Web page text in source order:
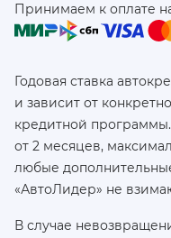
Принимаем к оплате
Годовая ставка
и зависит от
кредитной
от 2 месяцев,
любые
«АвтоЛидер» не
В случае